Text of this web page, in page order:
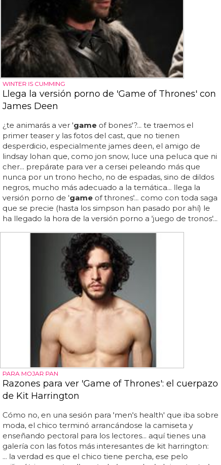
WINTER IS CUMMING
Llega la versión porno de 'Game of Thrones' con
James Deen
¿te animarás a ver 'game of bones'?... te traemos el
primer teaser y las fotos del cast, que no tienen
desperdicio, especialmente james deen, el amigo de
lindsay lohan que, como jon snow, luce una peluca que ni
cher... prepárate para ver a cersei peleando más que
nunca por un trono hecho, no de espadas, sino de dildos
negros, mucho más adecuado a la temática... llega la
versión porno de 'game of thrones'... como con toda saga
que se precie (hasta los simpson han pasado por ahí) le
ha llegado la hora de la versión porno a 'juego de tronos'...
PARA MOJAR PAN
Razones para ver 'Game of Thrones': el cuerpazo
de Kit Harrington
Cómo no, en una sesión para 'men's health' que iba sobre
moda, el chico terminó arrancándose la camiseta y
enseñando pectoral para los lectores... aquí tienes una
galería con las fotos más interesantes de kit harrington:
... la verdad es que el chico tiene percha, ese pelo